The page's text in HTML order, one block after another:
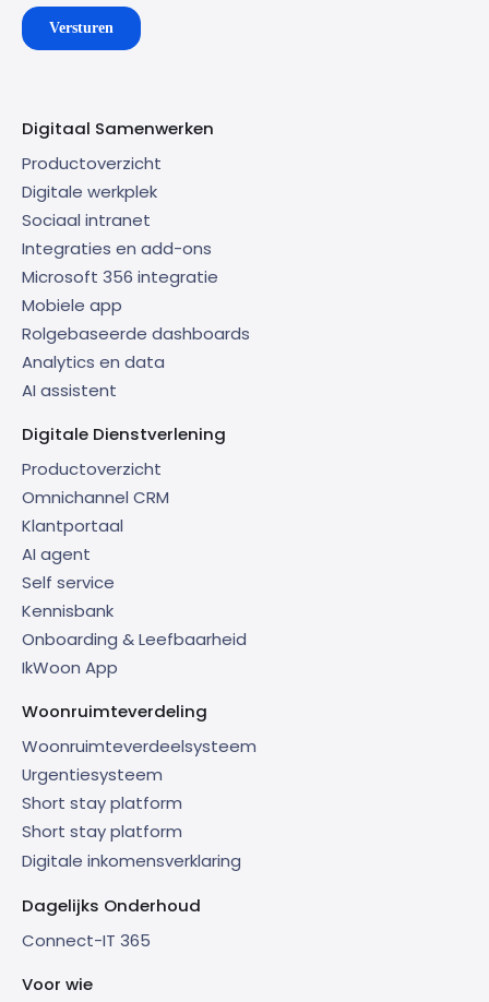
Digitaal Samenwerken
Productoverzicht
Digitale werkplek
Sociaal intranet
Integraties en add-ons
Microsoft 356 integratie
Mobiele app
Rolgebaseerde dashboards
Analytics en data
AI assistent
Digitale Dienstverlening
Productoverzicht
Omnichannel CRM
Klantportaal
AI agent
Self service
Kennisbank
Onboarding & Leefbaarheid
IkWoon App
Woonruimteverdeling
Woonruimteverdeelsysteem
Urgentiesysteem
Short stay platform
Short stay platform
Digitale inkomensverklaring
Dagelijks Onderhoud
Connect-IT 365
Voor wie